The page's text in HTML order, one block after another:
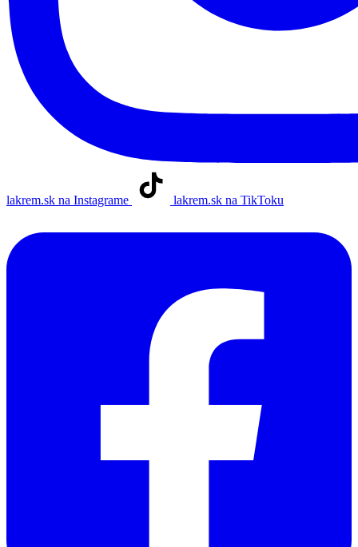
lakrem.sk na Instagrame lakrem.sk na TikToku